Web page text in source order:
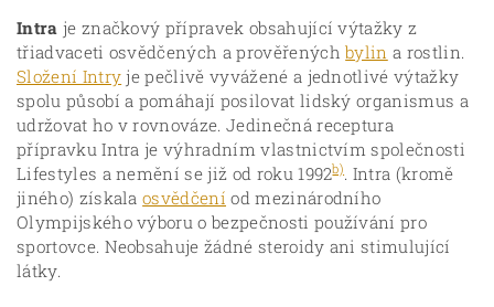
Intra je značkový přípravek obsahující výtažky z
třiadvaceti osvědčených a prověřenýchbylin a rostlin.
Složení Intry je pečlivě vyvážené a jednotlivé výtažky
spolu působí a pomáhají posilovat lidský organismus a
udržovat ho v rovnováze. Jedinečná receptura
přípravku Intra je výhradním vlastnictvím společnosti
Lifestyles a nemění se již od roku 1992b). Intra (kromě
jiného) získalaosvědčení od mezinárodního
Olympijského výboru o bezpečnosti používání pro
sportovce. Neobsahuje žádné steroidy ani stimulující
látky.